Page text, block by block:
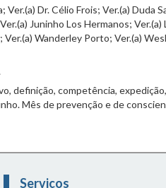
Dr. Célio Frois; Ver.(a) Duda
Juninho Los Hermanos;
Wanderley Porto; Ver.(a)
definição, competência,
Mês de prevenção e de
Serviços